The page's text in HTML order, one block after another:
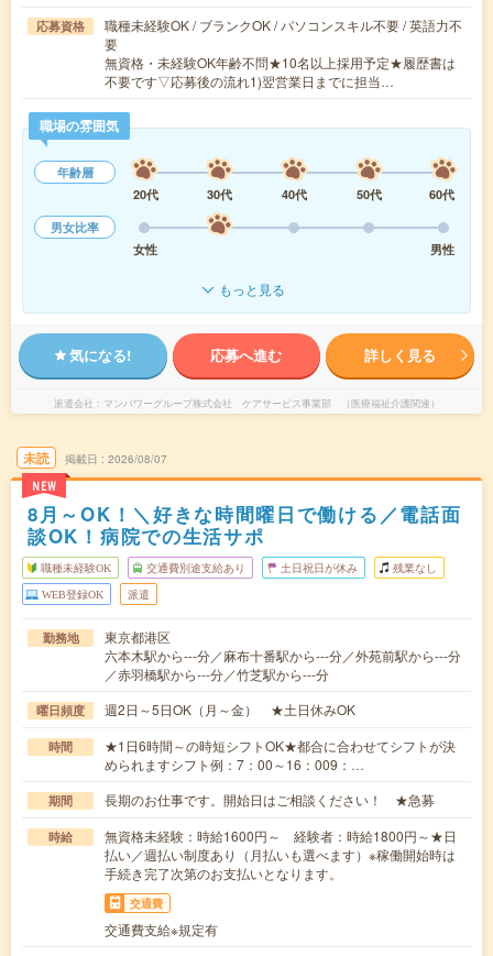
応募資格
職種未経験OK / ブランクOK / パソコンスキル不要 / 英語力不
要
無資格・未経験OK年齢不問★10名以上採用予定★履歴書は
不要です▽応募後の流れ1)翌営業日までに担当…
職場の雰囲気
年齢層
20代
30代 40代 50代
60代
男女比率
女性
男性
もっと見る
気になる! 応募へ進む 詳しく見る
派遣会社 マンパワーグループ株式会社 ケアサービス事業部 （医療福祉介護関連）
未読
NEW
掲載日 2026/08/07
8月～OK！＼好きな時間曜日で働ける／電話面
談OK！病院での生活サポ
職種未経験OK 交通費別途支給あり 土日祝日が休み 残業なし
WEB登録OK 派遣
勤務地
東京都港区
六本木駅から---分／麻布十番駅から---分／外苑前駅から---分
／赤羽橋駅から---分／竹芝駅から---分
曜日頻度 週2日～5日OK（月～金） ★土日休みOK
時間
★1日6時間～の時短シフトOK★都合に合わせてシフトが決
められますシフト例：7：00～16：009：…
期間 長期のお仕事です。開始日はご相談ください！ ★急募
時給
無資格未経験：時給1600円～ 経験者：時給1800円～★日
払い／週払い制度あり（月払いも選べます）※稼働開始時は
手続き完了次第のお支払いとなります。
交通費
交通費支給※規定有